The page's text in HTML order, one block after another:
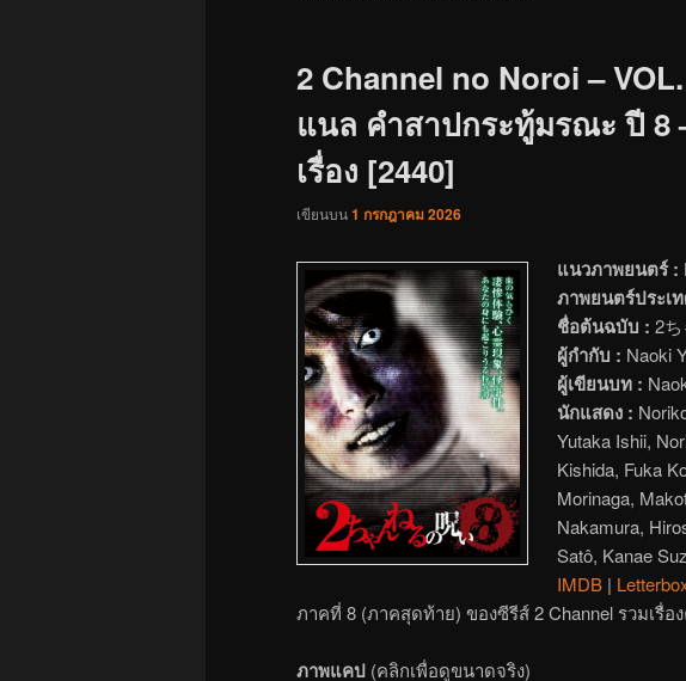
2 Channel no Noroi –
แนล คำสาปกระทู้มรณะ ปี 8
เรื่อง [2440]
เขียนบน1 กรกฎาคม 2026
แนวภาพยนตร์ :
ภาพยนตร์ประเ
ชื่อต้นฉบับ : 2
ผู้กำกับ : Naoki
ผู้เขียนบท :
นักแสดง :
Yutaka Ishii,
Kishida, Fuka
Morinaga,
Nakamura,
Satô, Kanae
IMDB |
ภาคที่ 8 (ภาคสุดท้าย) ของซีรีส์ 2 Channel รวมเรื่อ
ภาพแคป (คลิกเพื่อดูขนาดจริง)